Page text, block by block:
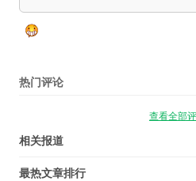
热门评论
查看全部
相关报道
最热文章排行